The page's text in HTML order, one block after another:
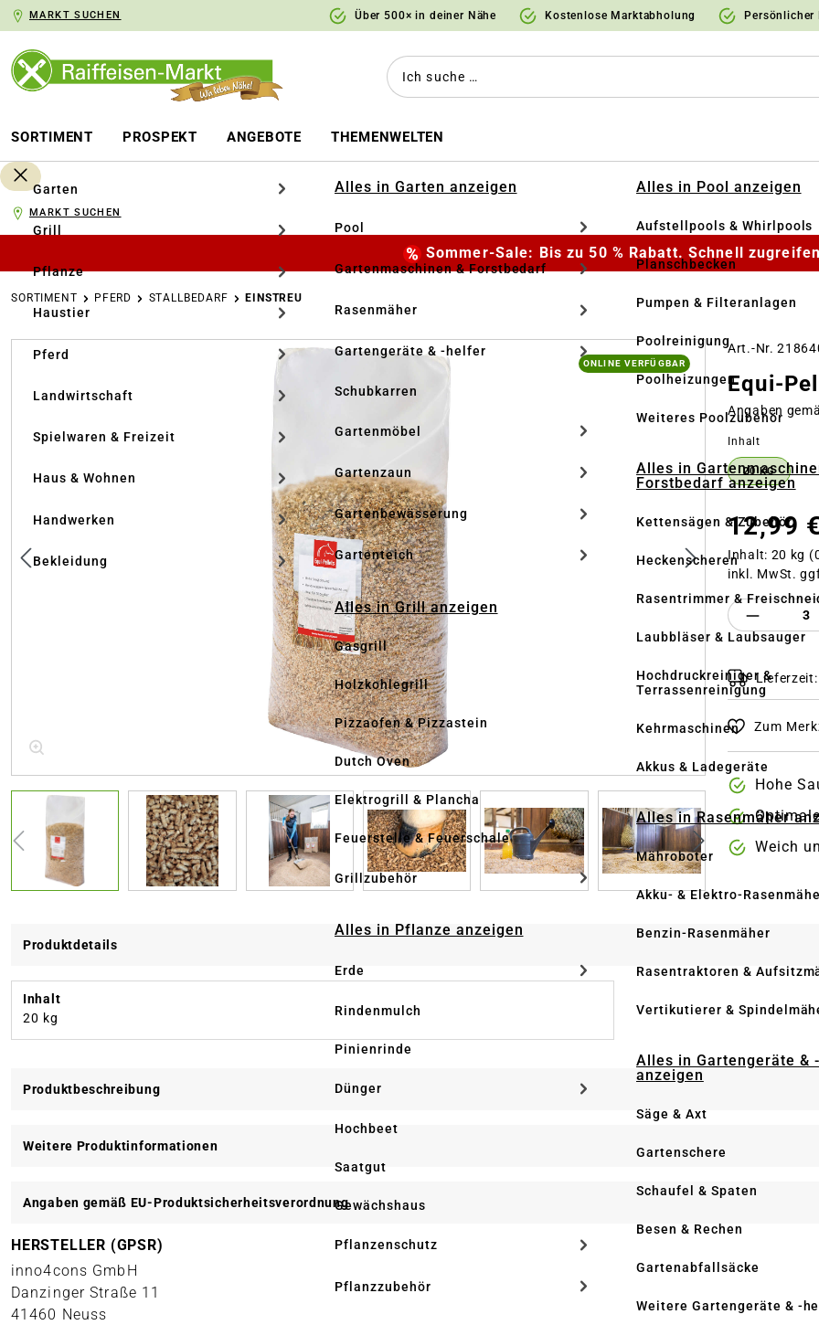
Zur Hauptnavigation springen
MARKT SUCHEN Über 500× in deiner Nähe Kostenlose Marktabholung Persönlicher
SORTIMENT PROSPEKT ANGEBOTE THEMENWELTEN
Garten
Grill
Pflanze
Haustier
Pferd
Landwirtschaft
Spielwaren & Freizeit
Haus & Wohnen
Handwerken
Bekleidung
Alles in Garten anzeigen
Pool
Gartenmaschinen & Forstbedarf
Rasenmäher
Gartengeräte & -helfer
Schubkarren
Gartenmöbel
Gartenzaun
Gartenbewässerung
Gartenteich
Alles in Grill anzeigen
Gasgrill
Holzkohlegrill
Pizzaofen & Pizzastein
Dutch Oven
Elektrogrill & Plancha
Feuerstelle & Feuerschale
Grillzubehör
Alles in Pflanze anzeigen
Erde
Rindenmulch
Pinienrinde
Dünger
Hochbeet
Saatgut
Gewächshaus
Pflanzenschutz
Pflanzzubehör
Alles in Pool anzeigen
Aufstellpools & Whirlpools
Planschbecken
Pumpen & Filteranlagen
Poolreinigung
Poolheizungen
Weiteres Poolzubehör
Alles in
Forstbedarf anzeigen
Kettensägen & Zubehör
Heckenscheren
Rasentrimmer &
Laubbläser & Laubsauger
Hochdruckreiniger &
Terrassenreinigung
Kehrmaschinen
Akkus & Ladegeräte
Alles in Rasenmäher
Mähroboter
Akku- & Elektro-
Benzin-Rasenmäher
Rasentraktoren &
Vertikutierer &
Alles in Gartengeräte &
anzeigen
Säge & Axt
Gartenschere
Schaufel & Spaten
Besen & Rechen
Gartenabfallsäcke
Weitere Gartengeräte & -
MARKT SUCHEN
Sommer-Sale: Bis zu 50 % Rabatt. Schnell
SORTIMENT PFERD STALLBEDARF EINSTREU
Bildergalerie überspringen
ONLINE VERFÜGBAR
Art.-Nr.
Equi-
Angaben
Inhalt
20 KG
12,99 €
Inhalt: 20 kg
inkl. MwSt.
Produkt
Lieferzeit:
Zum
Hohe
Weich
Produktdetails
Inhalt
20 kg
Produktbeschreibung
Weitere Produktinformationen
Angaben gemäß EU-Produktsicherheitsverordnung
HERSTELLER (GPSR)
inno4cons GmbH
Danzinger Straße 11
41460 Neuss